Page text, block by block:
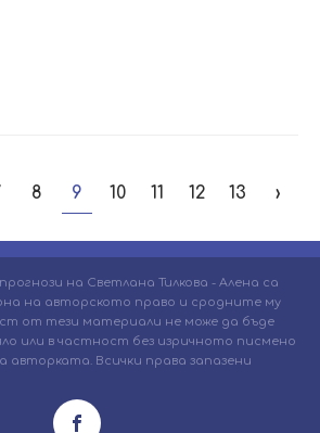
8 9 10 11 12 13 ›
на Светлана Тилкова - Алена са
на авторското право и сродните му
от тези материали не може да бъде
или в частност без изричното писмено
авторката. Всички права запазени